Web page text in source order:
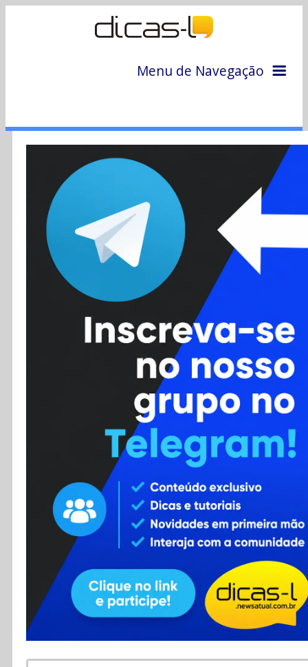
Menu de Navegação
Colunas
Colaboradores
Cursos
Enviar Dica
Contato
RSS